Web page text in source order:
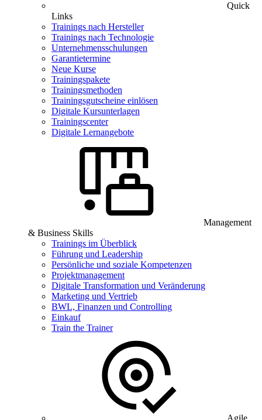
Quick
Links
Trainings nach Hersteller
Trainings nach Technologie
Unternehmensschulungen
Garantietermine
Neue Kurse
Trainingspakete
Trainingsmethoden
Trainingsgutscheine einlösen
Digitale Kursunterlagen
Trainingscenter
Digitale Lernangebote
Management
& Business Skills
Trainings im Überblick
Führung und Leadership
Persönliche und soziale Kompetenzen
Projektmanagement
Digitale Transformation und Veränderung
Marketing und Vertrieb
BWL, Finanzen und Controlling
Einkauf
Train the Trainer
Agile